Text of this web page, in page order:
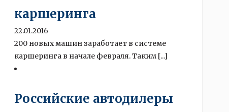
каршеринга
22.01.2016
200 новых машин заработает в системе
каршеринга в начале февраля. Таким [...]
Российские автодилеры